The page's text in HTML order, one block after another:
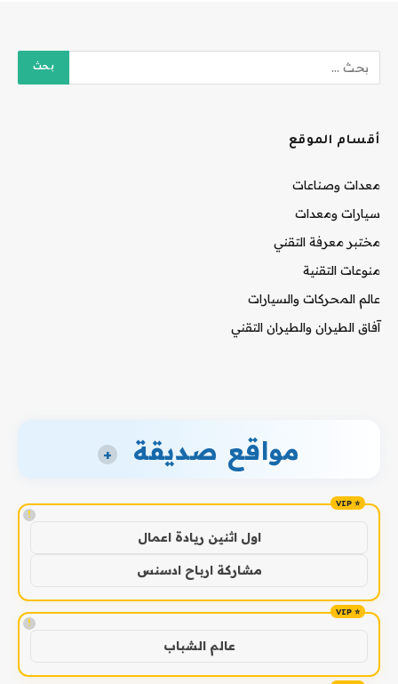
أقسام الموقع
معدات وصناعات
سيارات ومعدات
مختبر معرفة التقني
منوعات التقنية
عالم المحركات والسيارات
آفاق الطيران والطيران التقني
مواقع صديقة +
!
اول اثنين ريادة اعمال
مشاركة ارباح ادسنس
!
عالم الشباب